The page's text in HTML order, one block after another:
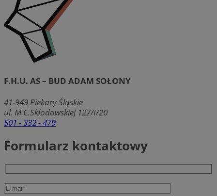
F.H.U. AS – BUD ADAM SOŁONY
41-949 Piekary Śląskie
ul. M.C.Skłodowskiej 127/I/20
501 - 332 - 479
Formularz kontaktowy